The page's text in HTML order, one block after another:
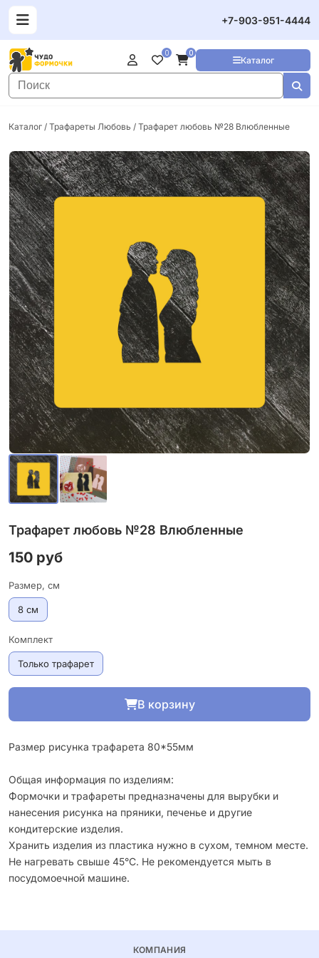
+7-903-951-4444
Каталог
0 0
Каталог / Трафареты Любовь / Трафарет любовь №28 Влюбленные
Трафарет любовь №28 Влюбленные
150 руб
Размер, см
8 см
Комплект
Только трафарет
В корзину
Размер рисунка трафарета 80*55мм
Общая информация по изделиям:
Формочки и трафареты предназначены для вырубки и
нанесения рисунка на пряники, печенье и другие
кондитерские изделия.
Хранить изделия из пластика нужно в сухом, темном месте.
Не нагревать свыше 45°С. Не рекомендуется мыть в
посудомоечной машине.
КОМПАНИЯ